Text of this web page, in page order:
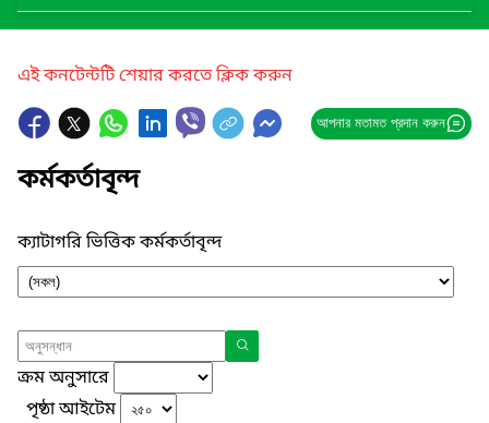
এই কনটেন্টটি শেয়ার করতে ক্লিক করুন
আপনার মতামত প্রদান করুন
কর্মকর্তাবৃন্দ
ক্যাটাগরি ভিত্তিক কর্মকর্তাবৃন্দ
ক্রম অনুসারে
পৃষ্ঠা আইটেম